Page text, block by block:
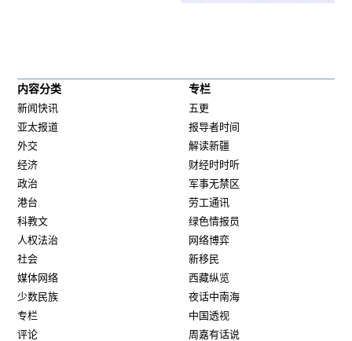
内容分类
新闻快讯
亚太报道
外交
经济
政治
港台
科教文
人权法治
社会
媒体网络
少数民族
专栏
评论
专栏
五更
报导者时间
解读新疆
财经时时听
军事无禁区
劳工通讯
绿色情报员
网络博弈
新移民
西藏纵览
夜话中南海
中国透视
周嘉有话说